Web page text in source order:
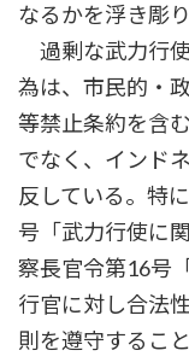
なるかを浮き彫
過剰な武力行
為は、市民的・
等禁止条約を含
でなく、インド
反している。特
号「武力行使に
察長官令第16号
行官に対し合法
則を遵守するこ